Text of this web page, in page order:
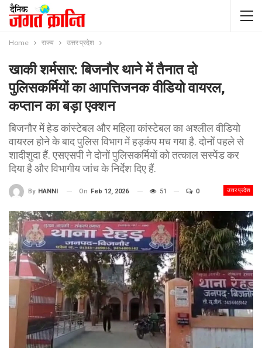
Home राज्य उत्तर प्रदेश
खाकी शर्मसार: बिजनौर थाने में तैनात दो
पुलिसकर्मियों का आपत्तिजनक वीडियो वायरल,
कप्तान का बड़ा एक्शन
बिजनौर में हेड कांस्टेबल और महिला कांस्टेबल का अश्लील वीडियो
वायरल होने के बाद पुलिस विभाग में हड़कंप मच गया है. दोनों पहले से
शादीशुदा हैं. एसएसपी ने दोनों पुलिसकर्मियों को तत्काल सस्पेंड कर
दिया है और विभागीय जांच के निर्देश दिए हैं.
उत्तर प्रदेश
By HANNI On Feb 12, 2026 51 0